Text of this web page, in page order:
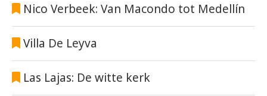
Nico Verbeek: Van Macondo tot Medellín
Villa De Leyva
Las Lajas: De witte kerk